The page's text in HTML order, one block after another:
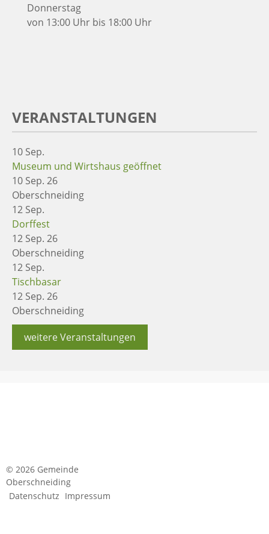
Donnerstag
von 13:00 Uhr bis 18:00 Uhr
VERANSTALTUNGEN
10 Sep.
Museum und Wirtshaus geöffnet
10 Sep. 26
Oberschneiding
12 Sep.
Dorffest
12 Sep. 26
Oberschneiding
12 Sep.
Tischbasar
12 Sep. 26
Oberschneiding
weitere Veranstaltungen
© 2026 Gemeinde
Oberschneiding
Datenschutz Impressum